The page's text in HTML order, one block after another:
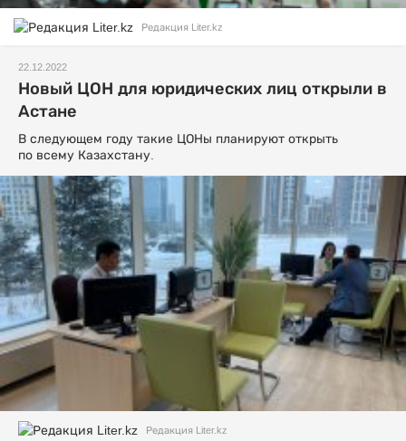
Редакция Liter.kz
22.12.2022
Новый ЦОН для юридических лиц открыли в
Астане
В следующем году такие ЦОНы планируют открыть
по всему Казахстану.
Редакция Liter.kz